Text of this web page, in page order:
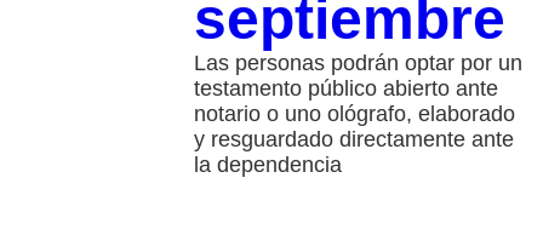
septiembre
Las personas podrán optar por un
testamento público abierto ante
notario o uno ológrafo, elaborado
y resguardado directamente ante
la dependencia